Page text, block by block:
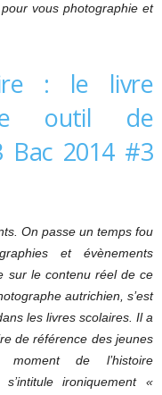
vous photographie et
: le livre
outil de
Bac 2014 #3
On passe un temps fou
et évènements
sur le contenu réel de ce
autrichien, s’est
les livres scolaires. Il a
de référence des jeunes
de l’histoire
ironiquement «